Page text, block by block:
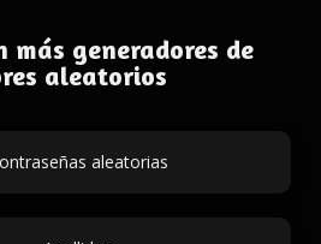
más generadores de
aleatorios
aleatorias